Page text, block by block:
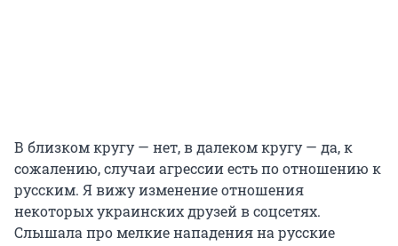
В близком кругу — нет, в далеком кругу — да, к
сожалению, случаи агрессии есть по отношению к
русским. Я вижу изменение отношения
некоторых украинских друзей в соцсетях.
Слышала про мелкие нападения на русские